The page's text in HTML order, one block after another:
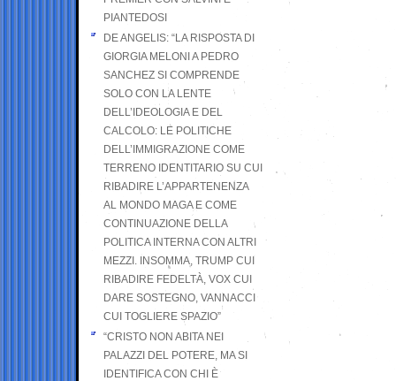
PIANTEDOSI
DE ANGELIS: “LA RISPOSTA DI
GIORGIA MELONI A PEDRO
SANCHEZ SI COMPRENDE
SOLO CON LA LENTE
DELL’IDEOLOGIA E DEL
CALCOLO: LE POLITICHE
DELL’IMMIGRAZIONE COME
TERRENO IDENTITARIO SU CUI
RIBADIRE L’APPARTENENZA
AL MONDO MAGA E COME
CONTINUAZIONE DELLA
POLITICA INTERNA CON ALTRI
MEZZI. INSOMMA, TRUMP CUI
RIBADIRE FEDELTÀ, VOX CUI
DARE SOSTEGNO, VANNACCI
CUI TOGLIERE SPAZIO”
“CRISTO NON ABITA NEI
PALAZZI DEL POTERE, MA SI
IDENTIFICA CON CHI È